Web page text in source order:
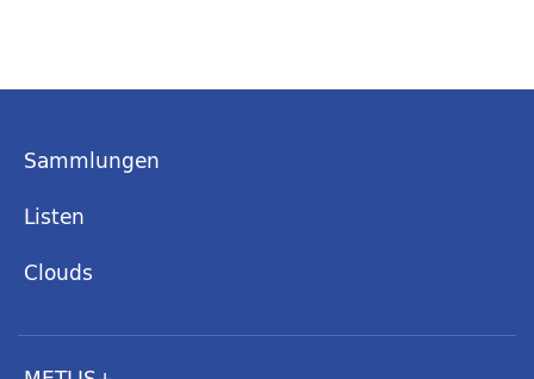
Sammlungen
Listen
Clouds